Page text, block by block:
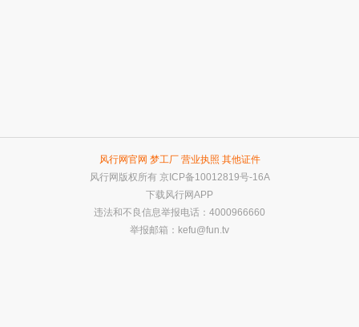
风行网官网 梦工厂 营业执照 其他证件
风行网版权所有 京ICP备10012819号-16A
下载风行网APP
违法和不良信息举报电话：4000966660
举报邮箱： kefu@fun.tv